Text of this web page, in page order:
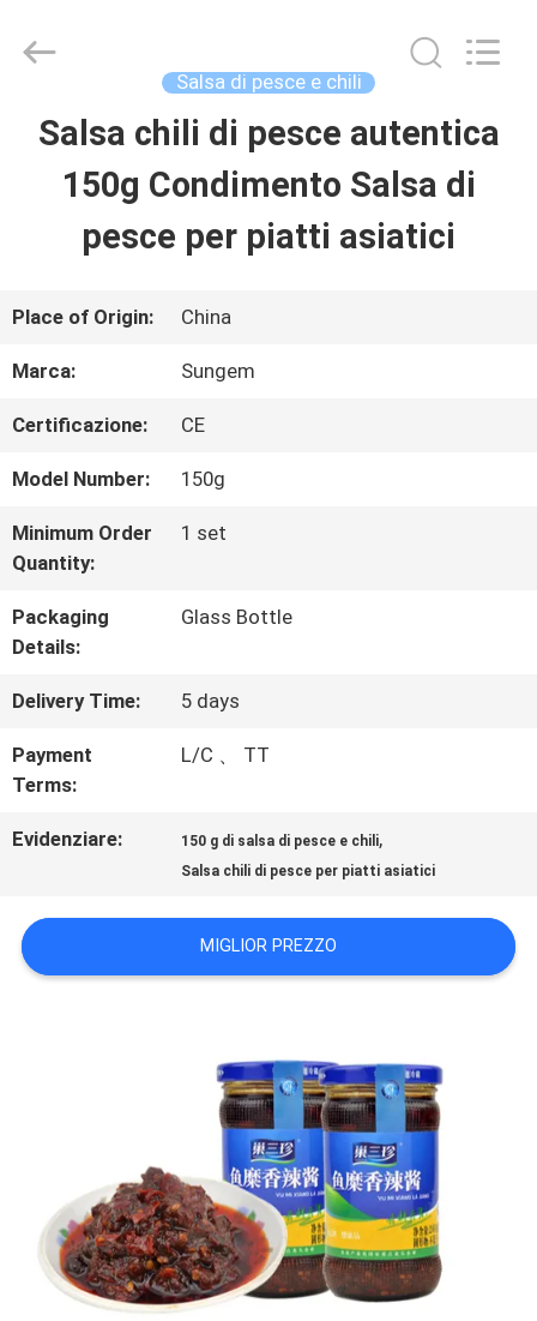
CASA.
PRODOTTI
VIDEO
NOI
VISITA
ALLA
FABBRICA
CONTROLLO
DELLA
CONTATTACI
MAPPA
DEL
SITO
Food
Salsa di pesce e chili
Salsa chili di pesce autentica
150g Condimento Salsa di
pesce per piatti asiatici
Place of Origin: China
Marca: Sungem
Certificazione: CE
Model Number: 150g
Minimum Order
Quantity:
1 set
Packaging
Details:
Glass Bottle
Delivery Time: 5 days
Payment
Terms:
L/C 、 TT
Evidenziare: 150 g di salsa di pesce e chili,
Salsa chili di pesce per piatti asiatici
MIGLIOR PREZZO